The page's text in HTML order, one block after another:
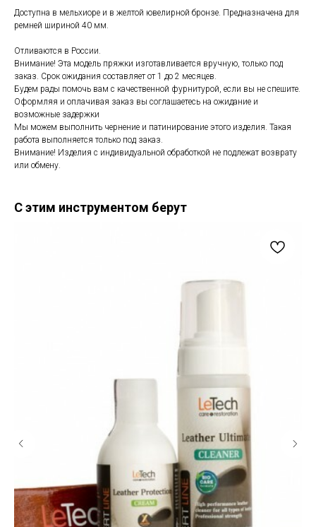
Доступна в мельхиоре и в желтой ювелирной бронзе. Предназначена для
ремней шириной 40 мм.
Отливаются в России.
Внимание! Эта модель пряжки изготавливается вручную, только под
заказ. Срок ожидания составляет от 1 до 2 месяцев.
Будем рады помочь вам с качественной фурнитурой, если вы не спешите.
Оформляя и оплачивая заказ вы соглашаетесь на ожидание и
возможные задержки
Мы можем выполнить чернение и патинирование этого изделия. Такая
работа выполняется только под заказ.
Внимание! Изделия с индивидуальной обработкой не подлежат возврату
или обмену.
С этим инструментом берут